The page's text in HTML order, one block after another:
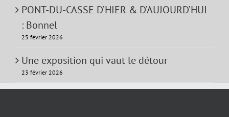
PONT-DU-CASSE D’HIER & D’AUJOURD’HUI
: Bonnel
25 février 2026
Une exposition qui vaut le détour
23 février 2026